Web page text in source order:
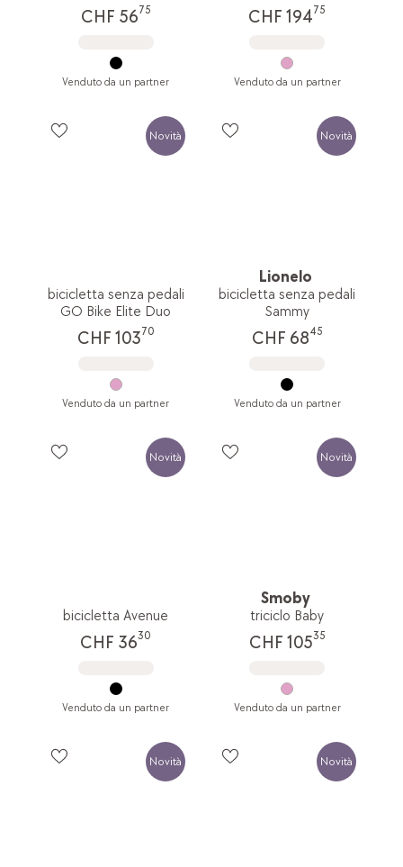
CHF 5675
Venduto da un partner
CHF 19475
Venduto da un partner
Novità
bicicletta senza pedali
GO Bike Elite Duo
CHF 10370
Venduto da un partner
Novità
Lionelo
bicicletta senza pedali
Sammy
CHF 6845
Venduto da un partner
Novità
bicicletta Avenue
CHF 3630
Venduto da un partner
Novità
Smoby
triciclo Baby
CHF 10535
Venduto da un partner
Novità Novità